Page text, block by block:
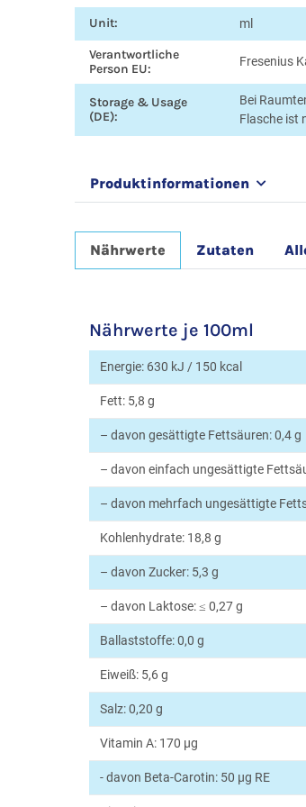
Unit: ml
Verantwortliche
Person EU:
Fresenius
Storage & Usage
(DE):
Bei
Flasche ist
Produktinformationen
Nährwerte Zutaten
Nährwerte je 100ml
Energie: 630 kJ / 150 kcal
Fett: 5,8 g
– davon gesättigte Fettsäuren: 0,4 g
– davon einfach ungesättigte
– davon mehrfach ungesättigte
Kohlenhydrate: 18,8 g
– davon Zucker: 5,3 g
– davon Laktose: ≤ 0,27 g
Ballaststoffe: 0,0 g
Eiweiß: 5,6 g
Salz: 0,20 g
Vitamin A: 170 µg
- davon Beta-Carotin: 50 µg RE